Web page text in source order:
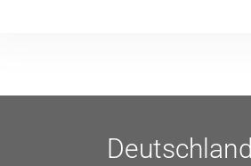
Deutschland